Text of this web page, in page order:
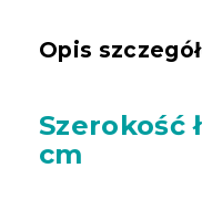
Opis
Szerokość
cm